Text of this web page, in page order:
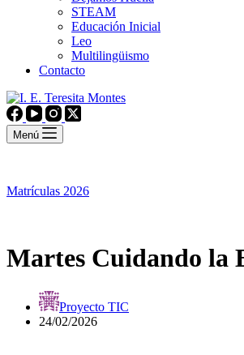
STEAM
Educación Inicial
Leo
Multilingüismo
Contacto
Menú
Matrículas 2026
Martes Cuidando la
Proyecto TIC
24/02/2026